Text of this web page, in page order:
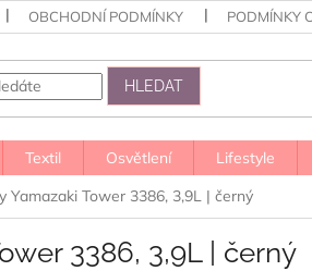
OBCHODNÍ PODMÍNKY PODMÍNKY
HLEDAT
Textil Osvětlení Lifestyle
Yamazaki Tower 3386, 3,9L | černý
3386, 3,9L | černý